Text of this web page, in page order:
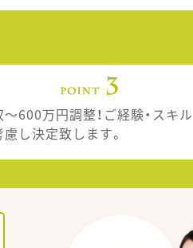
600万円調整！ご経験・スキル
慮し決定致します。